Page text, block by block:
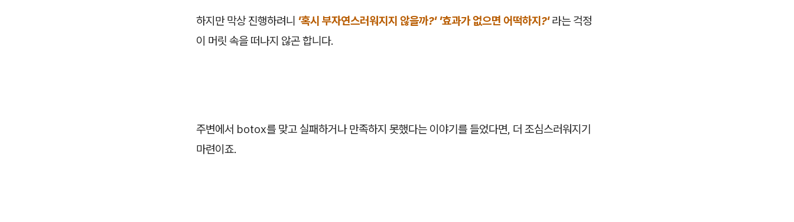
하지만 막상 진행하려니 '혹시 부자연스러워지지 않을까?' '효과가 없으면 어떡하지?'라는 걱정
이 머릿 속을 떠나지 않곤 합니다.
주변에서 botox를 맞고 실패하거나 만족하지 못했다는 이야기를 들었다면, 더 조심스러워지기
마련이죠.